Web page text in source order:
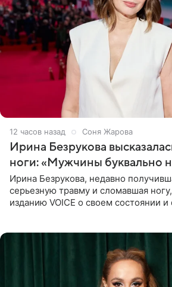
12 часов назад Соня Жарова
Ирина Безрукова
ноги: «Мужчины буквально
Ирина Безрукова, недавно
серьезную травму и сломавшая
изданию VOICE о своем состоянии и